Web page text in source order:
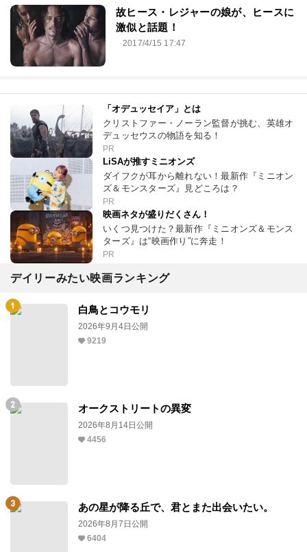
故ヒース・レジャーの娘が、ヒースに
激似と話題！
2017/4/15 17:47
「オデュッセイア」とは
クリストファー・ノーラン監督が挑む、英雄オ
デュッセウスの物語を知る！
PR
LiSAが推すミニオンズ
ダイフクが耳から離れない！最新作『ミニオン
ズ＆モンスターズ』見どころは？
PR
映画ネタが盛りだくさん！
いくつ見つけた？最新作『ミニオンズ＆モンス
ターズ』は“映画作り”に奔走！
PR
デイリーみたい映画ランキング
白鳥とコウモリ
2026年9月4日公開
9219
オークストリートの異変
2026年8月14日公開
4456
あの星が降る丘で、君とまた出会いたい。
2026年8月7日公開
6404